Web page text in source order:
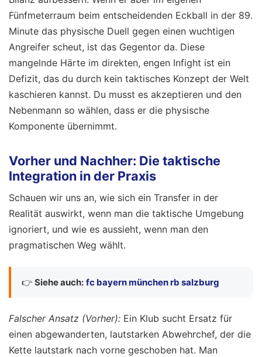
Fünfmeterraum beim entscheidenden Eckball in der 89.
Minute das physische Duell gegen einen wuchtigen
Angreifer scheut, ist das Gegentor da. Diese
mangelnde Härte im direkten, engen Infight ist ein
Defizit, das du durch kein taktisches Konzept der Welt
kaschieren kannst. Du musst es akzeptieren und den
Nebenmann so wählen, dass er die physische
Komponente übernimmt.
Vorher und Nachher: Die taktische
Integration in der Praxis
Schauen wir uns an, wie sich ein Transfer in der
Realität auswirkt, wenn man die taktische Umgebung
ignoriert, und wie es aussieht, wenn man den
pragmatischen Weg wählt.
👉 Siehe auch: fc bayern münchen rb salzburg
Falscher Ansatz (Vorher): Ein Klub sucht Ersatz für
einen abgewanderten, lautstarken Abwehrchef, der die
Kette lautstark nach vorne geschoben hat. Man